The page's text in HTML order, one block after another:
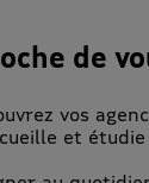
de
vos
et